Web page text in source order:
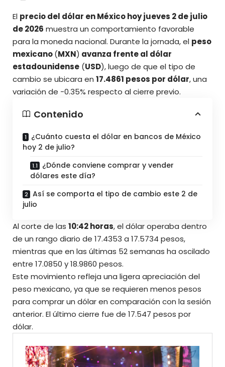
El precio del dólar en México hoy jueves 2 de julio
de 2026 muestra un comportamiento favorable
para la moneda nacional. Durante la jornada, el peso
mexicano(MXN) avanza frente al dólar
estadounidense (USD), luego de que el tipo de
cambio se ubicara en 17.4861 pesos por dólar,una
variación de -0.35% respecto al cierre previo.
Contenido
¿Cuánto cuesta el dólar en bancos de México
hoy 2 de julio?
¿Dónde conviene comprar y vender
dólares este día?
Así se comporta el tipo de cambio este 2 de
julio
Al corte de las 10:42 horas, el dólar operaba dentro
de un rango diario de 17.4353 a 17.5734 pesos,
mientras que en las últimas 52 semanas ha oscilado
entre 17.0850 y 18.9860 pesos.
Este movimiento refleja una ligera apreciación del
peso mexicano, ya que se requieren menos pesos
para comprar un dólar en comparación con la sesión
anterior. El último cierre fue de 17.547 pesos por
dólar.